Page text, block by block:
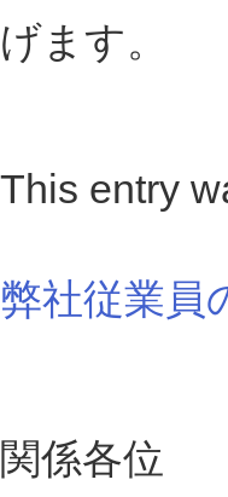
げます。
This entry
弊社従業員
関係各位